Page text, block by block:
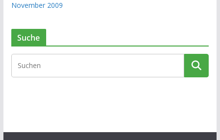
November 2009
Suche